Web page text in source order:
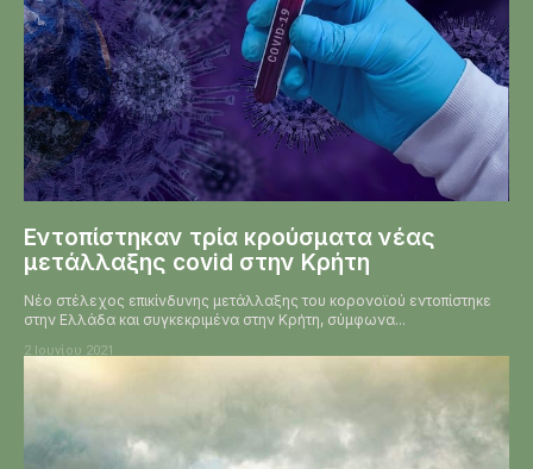
Εντοπίστηκαν τρία κρούσματα νέας
μετάλλαξης covid στην Κρήτη
Νέο στέλεχος επικίνδυνης μετάλλαξης του κορονοϊού εντοπίστηκε
στην Ελλάδα και συγκεκριμένα στην Κρήτη, σύμφωνα...
2 Ιουνίου 2021